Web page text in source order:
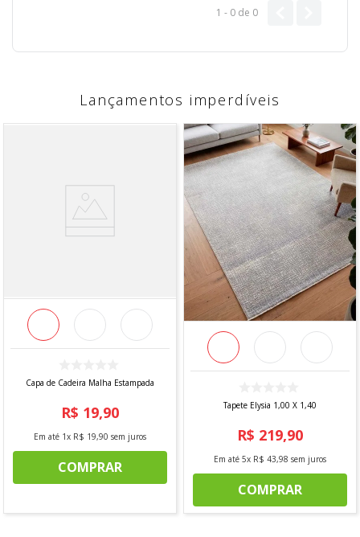
1 - 0 de 0
Lançamentos imperdíveis
Capa de Cadeira Malha Estampada
R$ 19,90
Em até 1x R$ 19,90 sem juros
COMPRAR
Tapete Elysia 1,00 X 1,40
R$ 219,90
Em até 5x R$ 43,98 sem juros
COMPRAR